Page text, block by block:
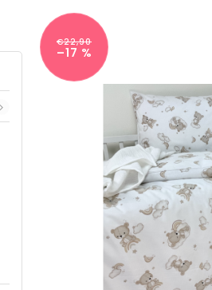
€22,90
–17 %